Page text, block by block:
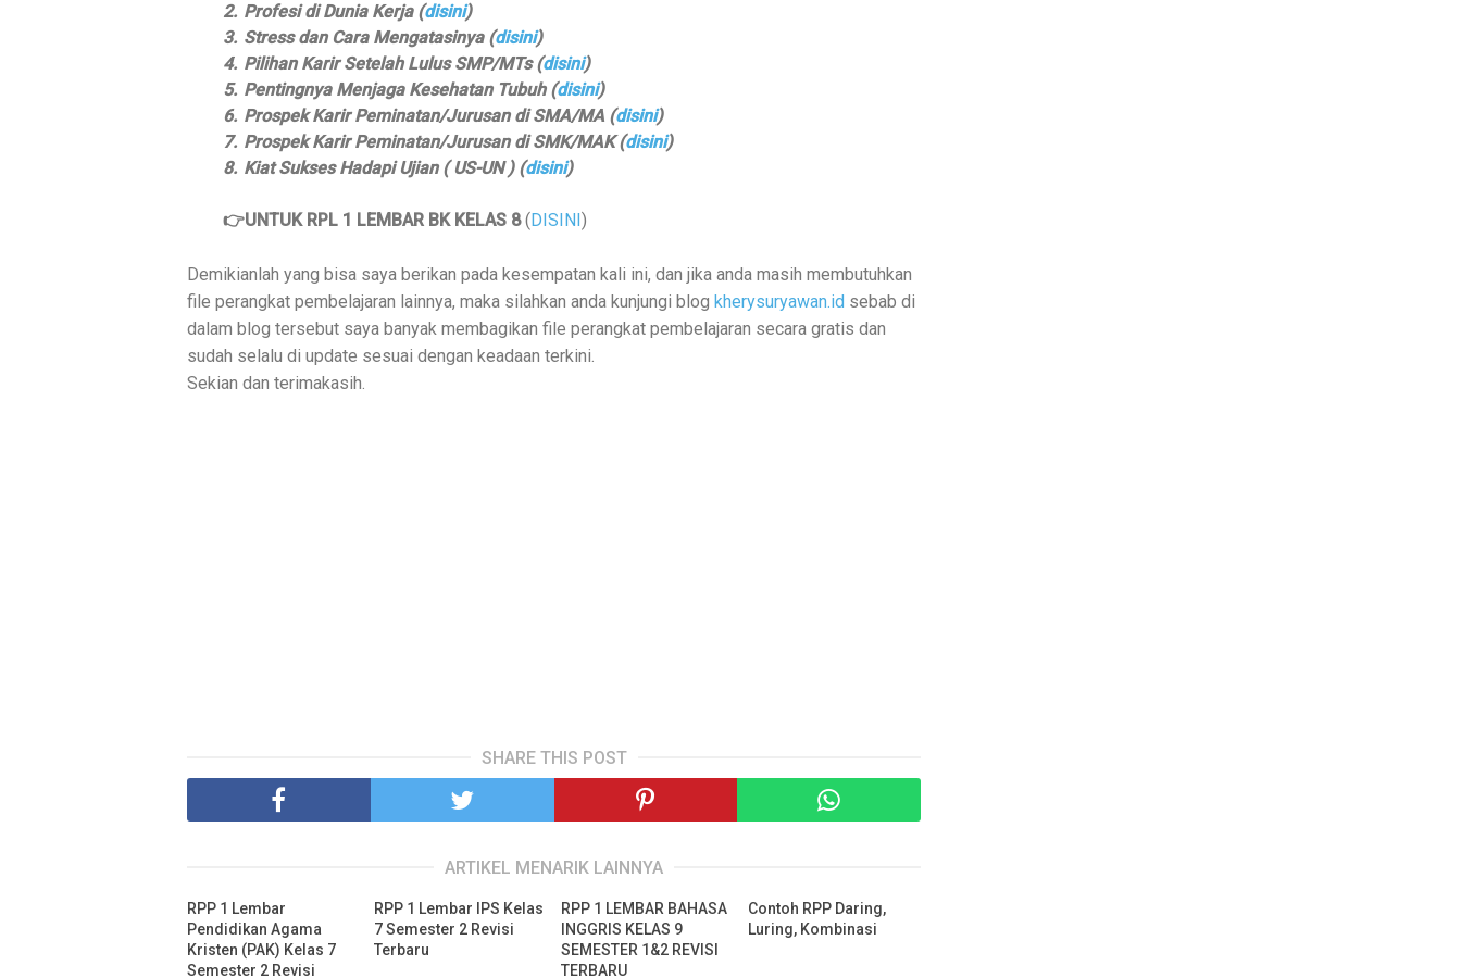
2. Profesi di Dunia Kerja (disini)
3. Stress dan Cara Mengatasinya (disini)
4. Pilihan Karir Setelah Lulus SMP/MTs (disini)
5. Pentingnya Menjaga Kesehatan Tubuh (disini)
6. Prospek Karir Peminatan/Jurusan di SMA/MA (disini)
7. Prospek Karir Peminatan/Jurusan di SMK/MAK (disini)
8. Kiat Sukses Hadapi Ujian ( US-UN ) (disini)
👉UNTUK RPL 1 LEMBAR BK KELAS 8( DISINI )
Demikianlah yang bisa saya berikan pada kesempatan kali ini, dan jika anda masih membutuhkan
file perangkat pembelajaran lainnya, maka silahkan anda kunjungi blog kherysuryawan.id sebab di
dalam blog tersebut saya banyak membagikan file perangkat pembelajaran secara gratis dan
sudah selalu di update sesuai dengan keadaan terkini.
Sekian dan terimakasih.
SHARE THIS POST
ARTIKEL MENARIK LAINNYA
RPP 1 Lembar
Pendidikan Agama
Kristen (PAK) Kelas 7
Semester 2 Revisi
RPP 1 Lembar IPS Kelas
7 Semester 2 Revisi
Terbaru
RPP 1 LEMBAR BAHASA
INGGRIS KELAS 9
SEMESTER 1&2 REVISI
TERBARU
Contoh RPP Daring,
Luring, Kombinasi